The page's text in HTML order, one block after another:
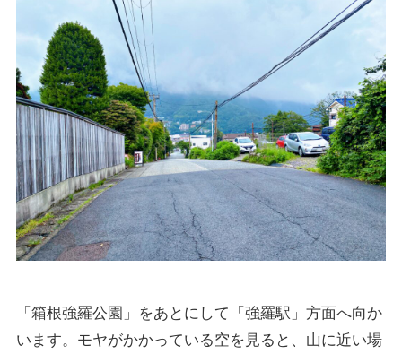
「箱根強羅公園」をあとにして「強羅駅」方面へ向か
います。モヤがかかっている空を見ると、山に近い場